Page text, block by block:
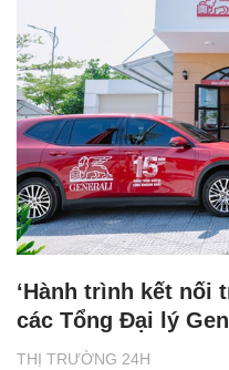
THỊ TRƯỜNG 24H
‘Hành trình kết nối
các Tổng Đại lý